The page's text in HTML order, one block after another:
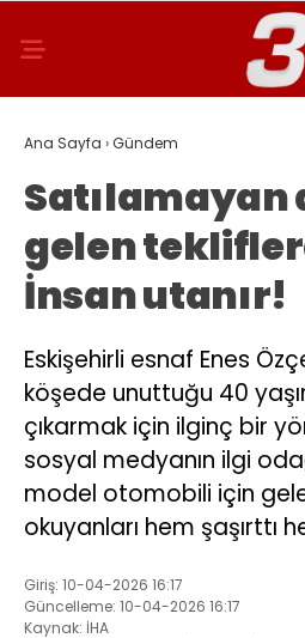
Ana Sayfa ›Gündem
Satılamayan
gelen
İnsan utanır!
Eskişehirli esnaf Enes
köşede unuttuğu 40
çıkarmak için ilginç bir
sosyal medyanın ilgi
model otomobili için
okuyanları hem şaşırttı
Giriş: 10-04-2026 16:17
Güncelleme: 10-04-2026 16:17
Kaynak: İHA